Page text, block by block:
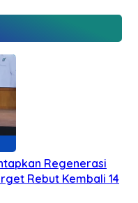
Regenerasi
Rebut Kembali 14